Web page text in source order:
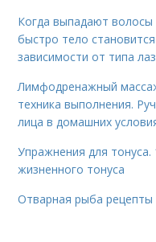
Когда выпадают волосы
быстро тело
зависимости от типа
Лимфодренажный
техника выполнения.
лица в домашних
Упражнения для
жизненного тонуса
Отварная рыба рецепты